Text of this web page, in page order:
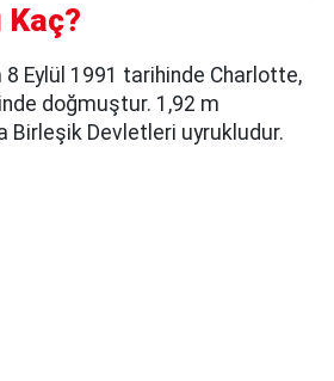
Kaç?
Eylül 1991 tarihinde Charlotte,
doğmuştur. 1,92 m
Birleşik Devletleri uyrukludur.